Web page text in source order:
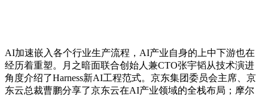
AI加速嵌入各个行业生产流程，AI产业自身的上中下游也在
经历着重塑。月之暗面联合创始人兼CTO张宇韬从技术演进
角度介绍了Harness新AI工程范式。京东集团委员会主席、京
东云总裁曹鹏分享了京东云在AI产业领域的全栈布局；摩尔